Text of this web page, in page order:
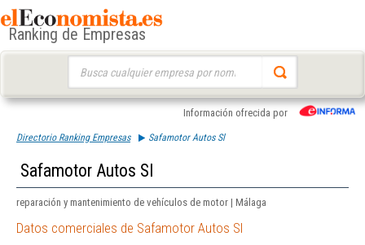
Ranking de Empresas
Información ofrecida por
Directorio Ranking Empresas Safamotor Autos Sl
Safamotor Autos Sl
reparación y mantenimiento de vehículos de motor | Málaga
Datos comerciales de Safamotor Autos Sl